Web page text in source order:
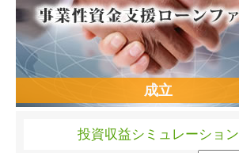
成立
投資収益シミュレーション